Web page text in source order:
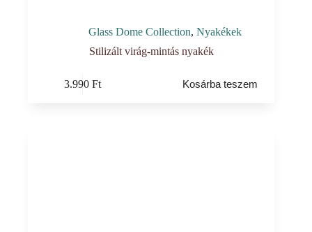
Glass Dome Collection,Nyakékek
Stilizált virág-mintás nyakék
3.990Ft Kosárba teszem